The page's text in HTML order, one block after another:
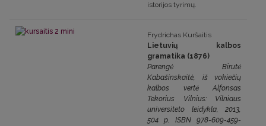
istorijos tyrimų.
Frydrichas Kuršaitis
Lietuvių kalbos
gramatika (1876)
Parengė Birutė
Kabašinskaitė, iš vokiečių
kalbos vertė Alfonsas
Tekorius Vilnius: Vilniaus
universiteto leidykla, 2013,
504 p. ISBN 978-609-459-